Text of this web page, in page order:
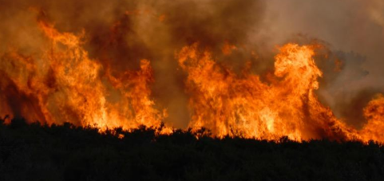
Grossesse et chaleur : ce
que dit la science